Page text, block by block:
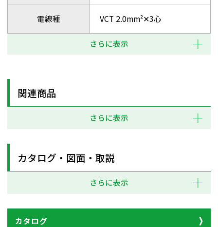
電線種 VCT 2.0mm²✕3心
さらに表示
関連商品
さらに表示
カタログ・図面・取説
さらに表示
カタログ